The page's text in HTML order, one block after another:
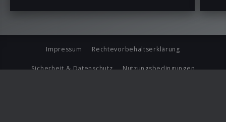
Impressum Rechtevorbehaltserklärung
Sicherheit & Datenschutz Nutzungsbedingungen